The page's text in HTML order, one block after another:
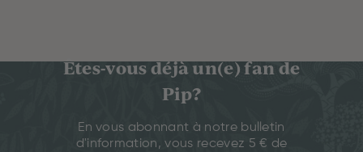
Êtes-vous déjà un(e) fan de
Pip?
En vous abonnant à notre bulletin
d'information, vous recevez 5 € de